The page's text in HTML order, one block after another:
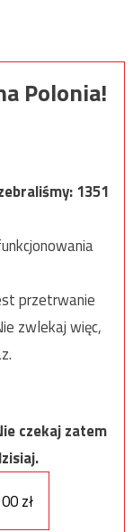
Polonia!
1351
przetrwanie
zwlekaj więc,
czekaj zatem
zł